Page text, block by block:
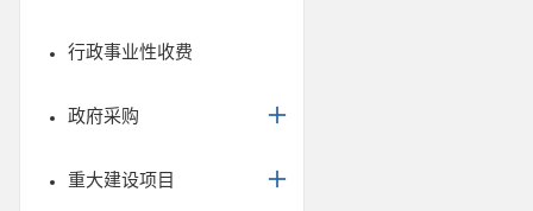
行政事业性收费
政府采购
重大建设项目